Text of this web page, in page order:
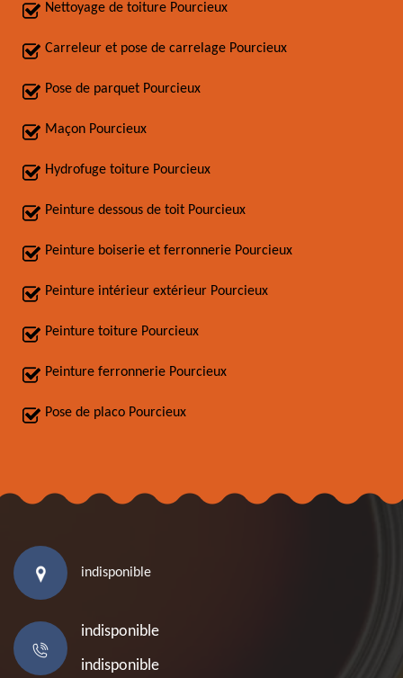
Nettoyage de toiture Pourcieux
Carreleur et pose de carrelage Pourcieux
Pose de parquet Pourcieux
Maçon Pourcieux
Hydrofuge toiture Pourcieux
Peinture dessous de toit Pourcieux
Peinture boiserie et ferronnerie Pourcieux
Peinture intérieur extérieur Pourcieux
Peinture toiture Pourcieux
Peinture ferronnerie Pourcieux
Pose de placo Pourcieux
indisponible
indisponible
indisponible